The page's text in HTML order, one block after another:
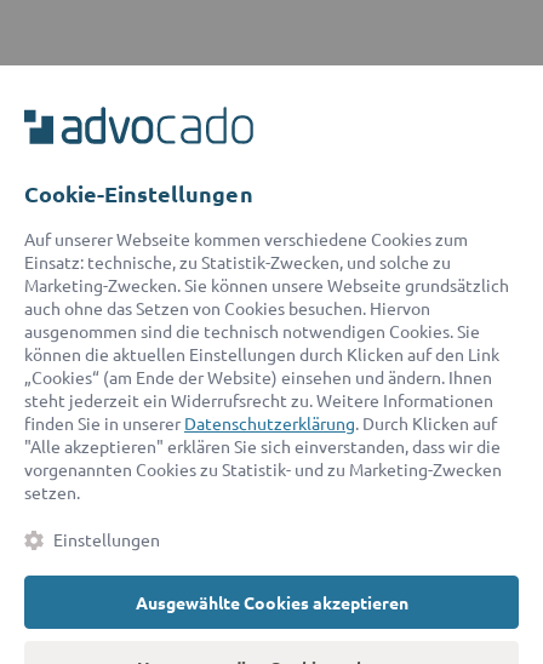
Unser Serviceteam ist von 8:00 bis 17:00 Uhr für Sie erreichbar.
E-Mail:
service@advocado.com
© 2026 advocado - einfach online den passenden Rechtsanwalt finden
Auszeichnungen:
KontaktDatenschutzImpressumFaktenAGB
Cookie-Einstellungen
Auf unserer Webseite kommen verschiedene Cookies zum
Einsatz: technische, zu Statistik-Zwecken, und solche zu
Marketing-Zwecken. Sie können unsere Webseite grundsätzlich
auch ohne das Setzen von Cookies besuchen. Hiervon
ausgenommen sind die technisch notwendigen Cookies. Sie
können die aktuellen Einstellungen durch Klicken auf den Link
„Cookies“ (am Ende der Website) einsehen und ändern. Ihnen
steht jederzeit ein Widerrufsrecht zu. Weitere Informationen
finden Sie in unserer Datenschutzerklärung. Durch Klicken auf
"Alle akzeptieren" erklären Sie sich einverstanden, dass wir die
vorgenannten Cookies zu Statistik- und zu Marketing-Zwecken
setzen.
Einstellungen
Ausgewählte Cookies akzeptieren